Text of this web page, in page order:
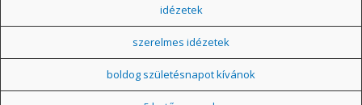
idézetek
szerelmes idézetek
boldog születésnapot kívánok